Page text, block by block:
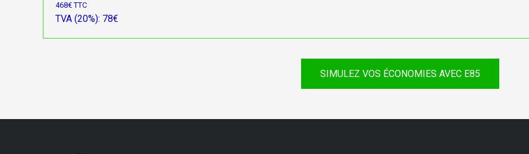
468€ TTC
TVA (20%): 78€
SIMULEZ VOS ÉCONOMIES AVEC E85